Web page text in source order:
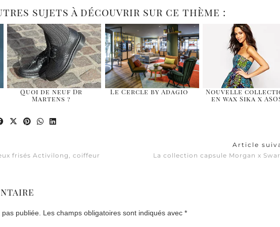
sujets à découvrir sur ce thème :
Quoi de neuf Dr
Martens ?
Le Cercle by Adagio
Nouvelle
en wax Sika x
frisés Activilong, coiffeur
Article
La collection capsule Morgan x
publiée. Les champs obligatoires sont indiqués avec *